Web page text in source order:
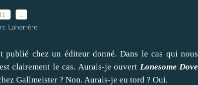
Laherrère
chez un éditeur donné. Dans le cas qui nous
clairement le cas. Aurais-je ouvert Lonesome Dove
Gallmeister ? Non. Aurais-je eu tord ? Oui.